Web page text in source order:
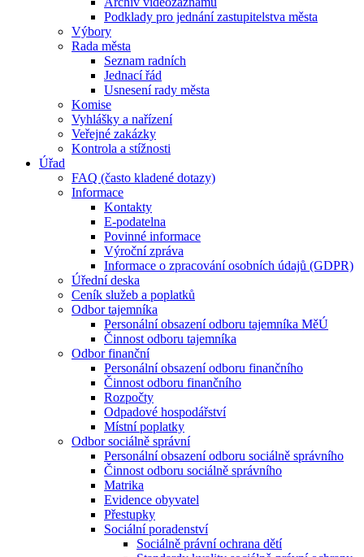
Podklady pro jednání zastupitelstva města
Výbory
Rada města
Seznam radních
Jednací řád
Usnesení rady města
Komise
Vyhlášky a nařízení
Veřejné zakázky
Kontrola a stížnosti
Úřad
FAQ (často kladené dotazy)
Informace
Kontakty
E-podatelna
Povinné informace
Výroční zpráva
Informace o zpracování osobních údajů (GDPR)
Úřední deska
Ceník služeb a poplatků
Odbor tajemníka
Personální obsazení odboru tajemníka MěÚ
Činnost odboru tajemníka
Odbor finanční
Personální obsazení odboru finančního
Činnost odboru finančního
Rozpočty
Odpadové hospodářství
Místní poplatky
Odbor sociálně správní
Personální obsazení odboru sociálně správního
Činnost odboru sociálně správního
Matrika
Evidence obyvatel
Přestupky
Sociální poradenství
Sociálně právní ochrana dětí